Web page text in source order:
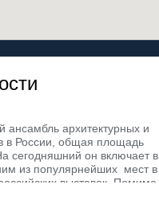
ансамбль архитектурных и
в России, общая площадь
сегодняшний он включает в
из популярнейших мест в
выставок. Помимо
людей 16